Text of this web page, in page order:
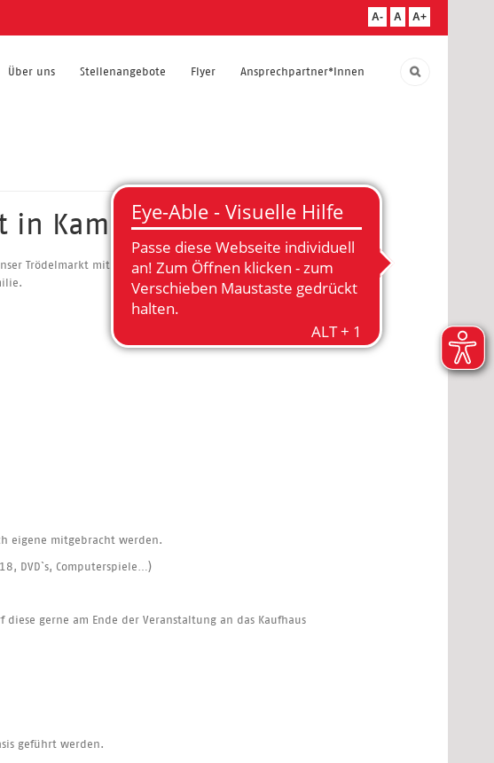
A- A A+
Über uns Stellenangebote Flyer Ansprechpartner*Innen
in Kamen
Trödelmarkt mit Sommerfest statt, zu dem wir Sie herzlich
eigene mitgebracht werden.
DVD`s, Computerspiele…)
gerne am Ende der Veranstaltung an das Kaufhaus
geführt werden.